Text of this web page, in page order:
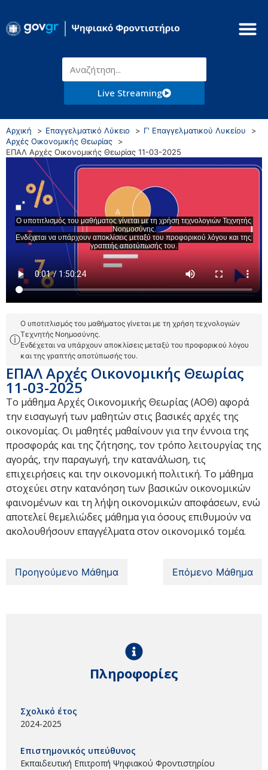
Live Streaming
Αρχική Επαγγελματικό Λύκειο
Γ' Επαγγελματικού Λυκείου
Αρχές Οικονομικής Θεωρίας
ΕΠΑΛ Αρχές Οικονομικής Θεωρίας 11-03-2025
ⓘ
Ο υποτιτλισμός του μαθήματος γίνεται με τη χρήση τεχνολογιών
Τεχνητής Νοημοσύνης.
Ενδέχεται να υπάρχουν αποκλίσεις μεταξύ του προφορικού λόγου
και της γραπτής αποτύπωσής του.
ΕΠΑΛ Αρχές Οικονομικής Θεωρίας
11-03-2025
Το μάθημα Αρχές Οικονομικής Θεωρίας (ΑΟΘ) αφορά
την εισαγωγή των μαθητών στις βασικές αρχές της
οικονομίας. Οι μαθητές μαθαίνουν για την έννοια της
προσφοράς και της ζήτησης, τον τρόπο λειτουργίας της
αγοράς, την παραγωγή, την κατανάλωση, τις
επιχειρήσεις και την οικονομική πολιτική. Το μάθημα
στοχεύει στην κατανόηση των βασικών οικονομικών
φαινομένων και τη λήψη οικονομικών αποφάσεων, ενώ
αποτελεί θεμελιώδες μάθημα για όσους επιθυμούν να
ακολουθήσουν επαγγέλματα στον οικονομικό τομέα.
Προηγούμενο Μάθημα Επόμενο Μάθημα
Πληροφορίες
Σχολικό έτος
2024-2025
Επιστημονικός υπεύθυνος
Εκπαιδευτική Επιτροπή Ψηφιακού Φροντιστηρίου